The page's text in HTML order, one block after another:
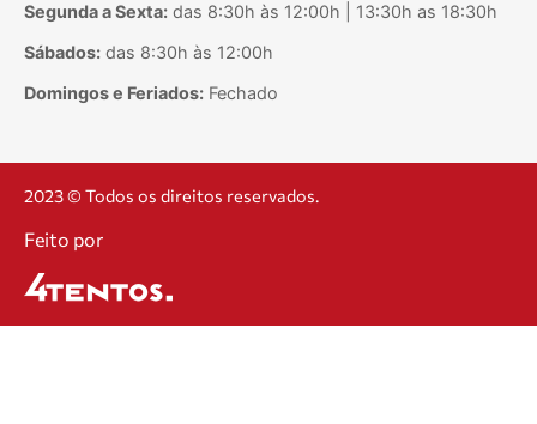
Segunda a Sexta: das 8:30h às 12:00h | 13:30h as 18:30h
Sábados: das 8:30h às 12:00h
Domingos e Feriados: Fechado
2023 © Todos os direitos reservados.
Feito por